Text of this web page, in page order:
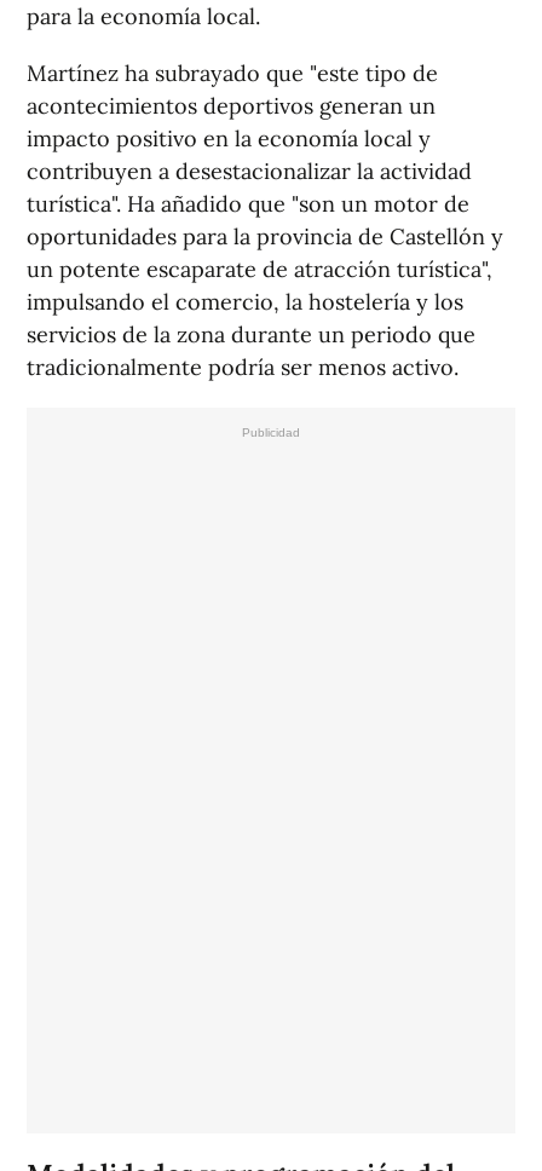
para la economía local.
Martínez ha subrayado que "este tipo de
acontecimientos deportivos generan un
impacto positivo en la economía local y
contribuyen a desestacionalizar la actividad
turística". Ha añadido que "son un motor de
oportunidades para la provincia de Castellón y
un potente escaparate de atracción turística",
impulsando el comercio, la hostelería y los
servicios de la zona durante un periodo que
tradicionalmente podría ser menos activo.